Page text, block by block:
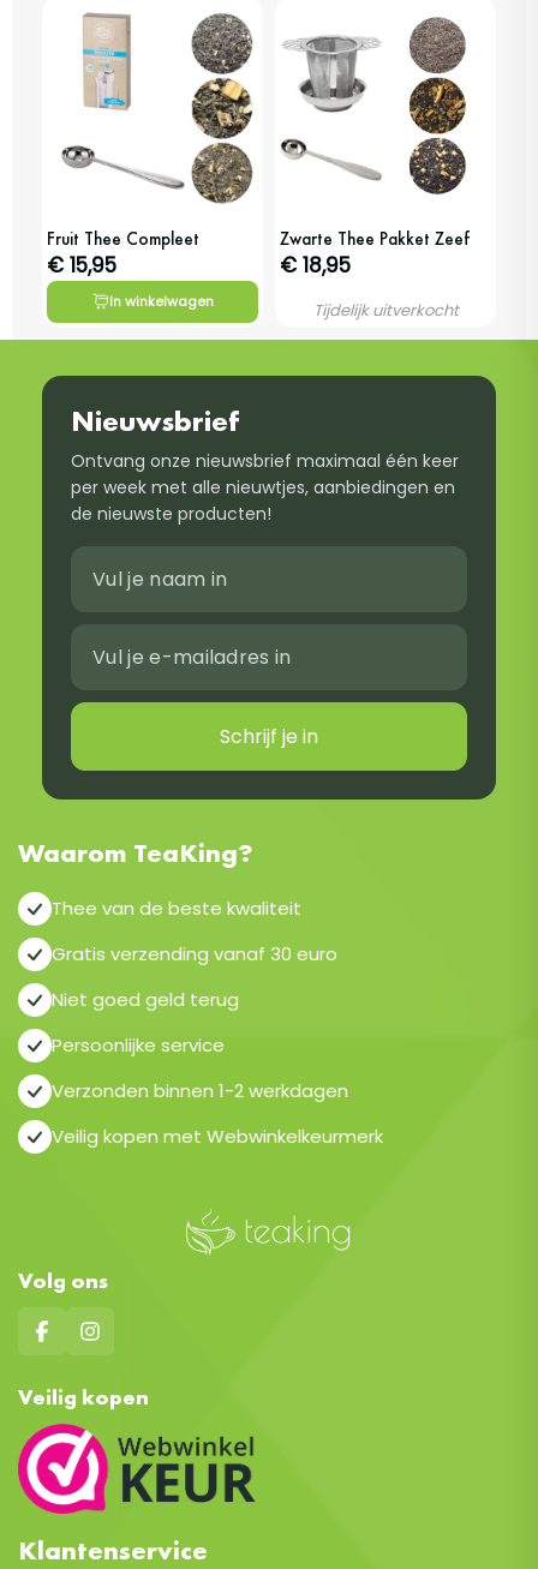
Fruit Thee Compleet
€ 15,95
In winkelwagen
Zwarte Thee Pakket Zeef
€ 18,95
Tijdelijk uitverkocht
Nieuwsbrief
Ontvang onze nieuwsbrief maximaal één keer
per week met alle nieuwtjes, aanbiedingen en
de nieuwste producten!
Schrijf je in
Waarom TeaKing?
Thee van de beste kwaliteit
Gratis verzending vanaf 30 euro
Niet goed geld terug
Persoonlijke service
Verzonden binnen 1-2 werkdagen
Veilig kopen met Webwinkelkeurmerk
Volg ons
Veilig kopen
Klantenservice